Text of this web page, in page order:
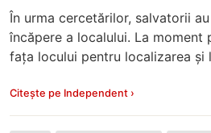
În urma cercetărilor, salvatorii
încăpere a localului. La moment
fața locului pentru localizarea și
Citește pe Independent ›